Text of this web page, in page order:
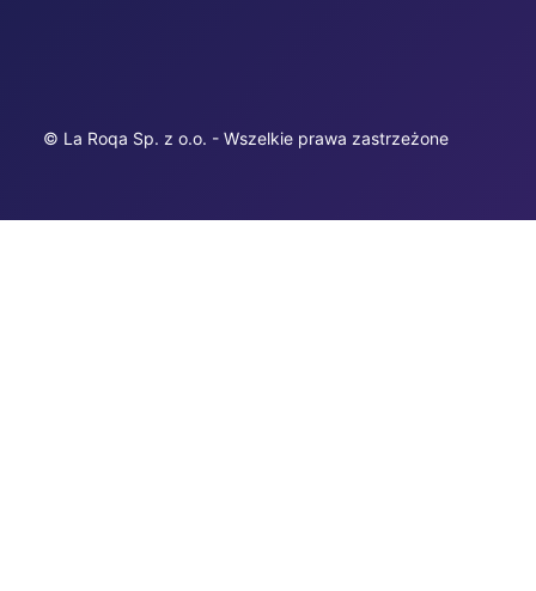
© La Roqa Sp. z o.o. - Wszelkie prawa zastrzeżone